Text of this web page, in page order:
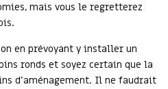
mais vous le regretterez
en prévoyant y installer un
ronds et soyez certain que la
d’aménagement. Il ne faudrait